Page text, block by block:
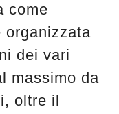
come
organizzata
dei vari
massimo da
oltre il